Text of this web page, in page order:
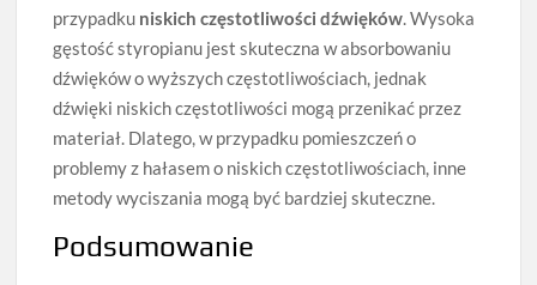
przypadku niskich częstotliwości dźwięków. Wysoka
gęstość styropianu jest skuteczna w absorbowaniu
dźwięków o wyższych częstotliwościach, jednak
dźwięki niskich częstotliwości mogą przenikać przez
materiał. Dlatego, w przypadku pomieszczeń o
problemy z hałasem o niskich częstotliwościach, inne
metody wyciszania mogą być bardziej skuteczne.
Podsumowanie